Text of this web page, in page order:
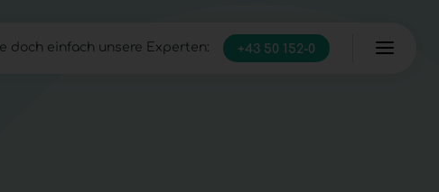
doch einfach unsere Experten:
+43 50 152-0